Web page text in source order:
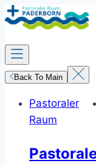
Zum
Inhalt
springen
Back To Main
Pastoraler
Raum